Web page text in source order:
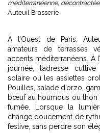
méditerranéenne,
Auteuil Brasserie
À l’Ouest de Paris,
amateurs de terrasses
accents méditerranéens. À
journée, l’adresse
solaire où les assiettes
Pouilles, salade d’orzo,
bœuf au houmous ou thon
fumée. Lorsque la
change doucement de
festive, sans perdre son